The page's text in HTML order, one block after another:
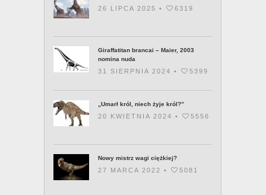
26 LIPCA 2025 • 6319
Giraffatitan brancai – Maier, 2003
nomina nuda
31 SIERPNIA 2024 • 5399
„Umarł król, niech żyje król?”
20 KWIETNIA 2024 • 5556
Nowy mistrz wagi ciężkiej?
27 MARCA 2022 • 5081